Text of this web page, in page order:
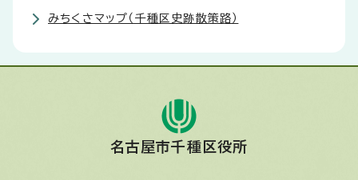
みちくさマップ（千種区史跡散策路）
名古屋市千種区役所